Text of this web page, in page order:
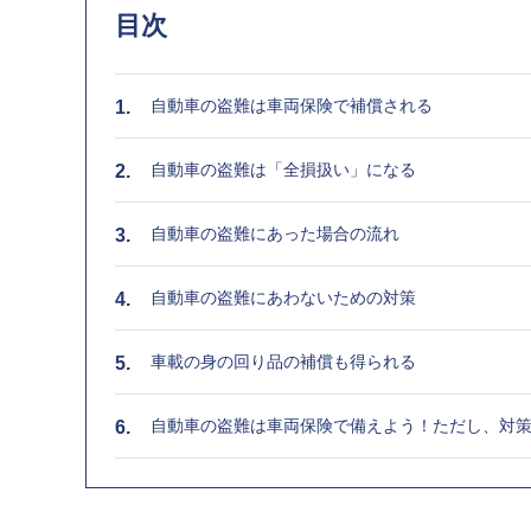
目次
自動車の盗難は車両保険で補償される
自動車の盗難は「全損扱い」になる
自動車の盗難にあった場合の流れ
自動車の盗難にあわないための対策
車載の身の回り品の補償も得られる
自動車の盗難は車両保険で備えよう！ただし、対